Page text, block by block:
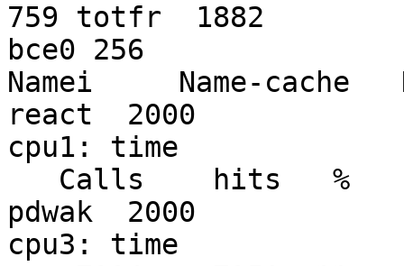
759 totfr  1882
bce0 256
Namei     Name-cache
react  2000
cpu1: time
pdwak  2000
cpu3: time